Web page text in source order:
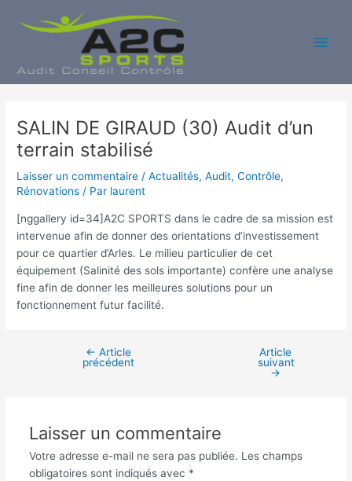
SALIN DE GIRAUD (30) Audit d’un
terrain stabilisé
Laisser un commentaire /Actualités,Audit,Contrôle,
Rénovations / Par laurent
[nggallery id=34]A2C SPORTS dans le cadre de sa mission est
intervenue afin de donner des orientations d’investissement
pour ce quartier d’Arles. Le milieu particulier de cet
équipement (Salinité des sols importante) confère une analyse
fine afin de donner les meilleures solutions pour un
fonctionnement futur facilité.
Navigation
← Article
précédent
Article
suivant
→
Laisser un commentaire
Votre adresse e-mail ne sera pas publiée. Les champs
obligatoires sont indiqués avec *